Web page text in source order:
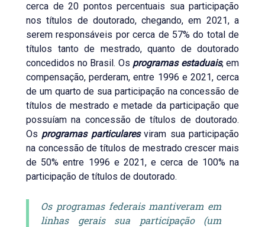
cerca de 20 pontos percentuais sua participação
nos títulos de doutorado, chegando, em 2021, a
serem responsáveis por cerca de 57% do total de
títulos tanto de mestrado, quanto de doutorado
concedidos no Brasil. Os programas estaduais, em
compensação, perderam, entre 1996 e 2021, cerca
de um quarto de sua participação na concessão de
títulos de mestrado e metade da participação que
possuíam na concessão de títulos de doutorado.
Os programas particularesviram sua participação
na concessão de títulos de mestrado crescer mais
de 50% entre 1996 e 2021, e cerca de 100% na
participação de títulos de doutorado.
Os programas federais mantiveram em
linhas gerais sua participação (um